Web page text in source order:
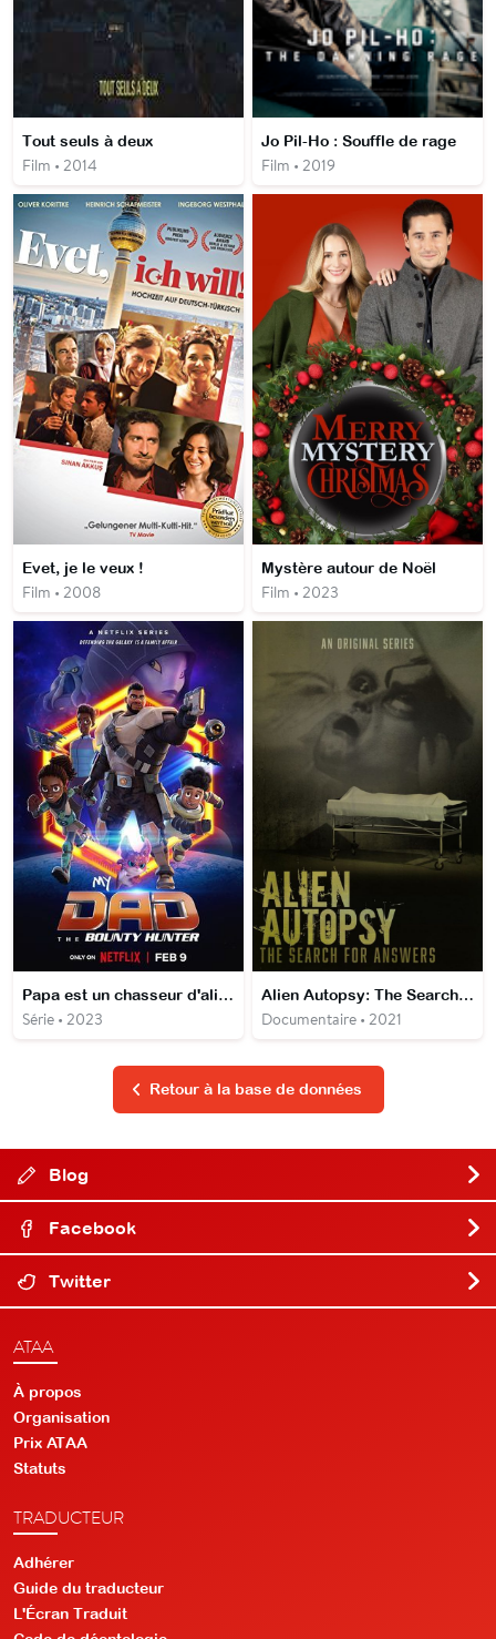
Tout seuls à deux
Film • 2014
Jo Pil-Ho : Souffle de rage
Film • 2019
Evet, je le veux !
Film • 2008
Mystère autour de Noël
Film • 2023
Papa est un chasseur d'aliens
Série • 2023
Alien Autopsy: The Search for Answers
Documentaire • 2021
Retour à la base de données
Blog
Facebook
Twitter
ATAA
À propos
Organisation
Prix ATAA
Statuts
TRADUCTEUR
Adhérer
Guide du traducteur
L'Écran Traduit